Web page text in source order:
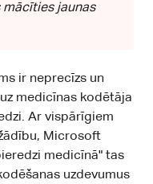
mācīties jaunas
ir neprecīzs un
medicīnas kodētāja
Ar vispārīgiem
Microsoft
medicīnā" tas
uzdevumus